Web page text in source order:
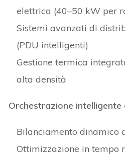
elettrica (40–50 kW per
Sistemi avanzati di
(PDU intelligenti)
Gestione termica
alta densità
Orchestrazione intelligente
Bilanciamento dinamico
Ottimizzazione in tempo